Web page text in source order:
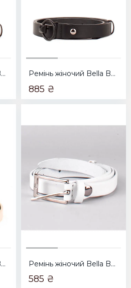
Ремінь жіночий Bella Bertucci 2500-124 коричневий Ремінь жіночий Bella Bertucci 2500-123 чорний
885 ₴
Ремінь жіночий Bella Bertucci 1500-82 бежевий Ремінь жіночий Bella Bertucci 1500-81 білий
585 ₴